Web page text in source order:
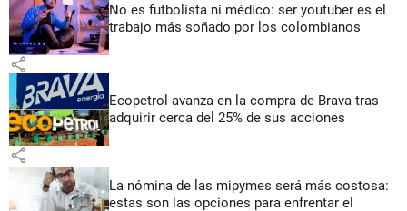
No es futbolista ni médico: ser youtuber es el
trabajo más soñado por los colombianos
share
Ecopetrol avanza en la compra de Brava tras
adquirir cerca del 25% de sus acciones
share
La nómina de las mipymes será más costosa:
estas son las opciones para enfrentar el